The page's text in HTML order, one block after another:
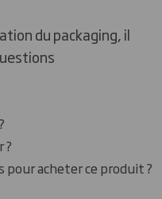
du packaging, il
?
pour acheter ce produit ?